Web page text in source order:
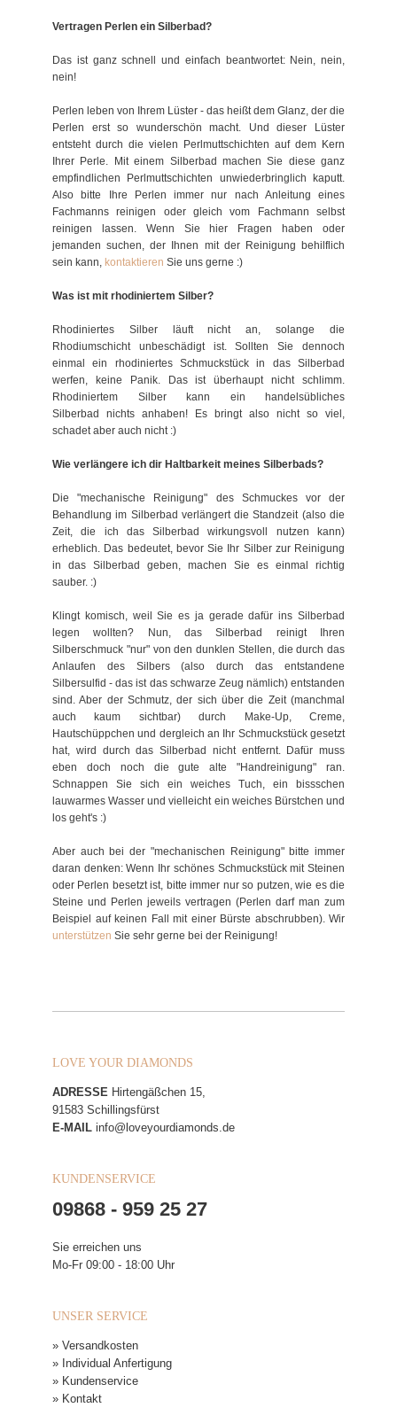
Vertragen Perlen ein Silberbad?
Das ist ganz schnell und einfach beantwortet: Nein, nein,
nein!
Perlen leben von Ihrem Lüster - das heißt dem Glanz, der die
Perlen erst so wunderschön macht. Und dieser Lüster
entsteht durch die vielen Perlmuttschichten auf dem Kern
Ihrer Perle. Mit einem Silberbad machen Sie diese ganz
empfindlichen Perlmuttschichten unwiederbringlich kaputt.
Also bitte Ihre Perlen immer nur nach Anleitung eines
Fachmanns reinigen oder gleich vom Fachmann selbst
reinigen lassen. Wenn Sie hier Fragen haben oder
jemanden suchen, der Ihnen mit der Reinigung behilflich
sein kann, kontaktieren Sie uns gerne :)
Was ist mit rhodiniertem Silber?
Rhodiniertes Silber läuft nicht an, solange die
Rhodiumschicht unbeschädigt ist. Sollten Sie dennoch
einmal ein rhodiniertes Schmuckstück in das Silberbad
werfen, keine Panik. Das ist überhaupt nicht schlimm.
Rhodiniertem Silber kann ein handelsübliches
Silberbad nichts anhaben! Es bringt also nicht so viel,
schadet aber auch nicht :)
Wie verlängere ich dir Haltbarkeit meines Silberbads?
Die "mechanische Reinigung" des Schmuckes vor der
Behandlung im Silberbad verlängert die Standzeit (also die
Zeit, die ich das Silberbad wirkungsvoll nutzen kann)
erheblich. Das bedeutet, bevor Sie Ihr Silber zur Reinigung
in das Silberbad geben, machen Sie es einmal richtig
sauber. :)
Klingt komisch, weil Sie es ja gerade dafür ins Silberbad
legen wollten? Nun, das Silberbad reinigt Ihren
Silberschmuck "nur" von den dunklen Stellen, die durch das
Anlaufen des Silbers (also durch das entstandene
Silbersulfid - das ist das schwarze Zeug nämlich) entstanden
sind. Aber der Schmutz, der sich über die Zeit (manchmal
auch kaum sichtbar) durch Make-Up, Creme,
Hautschüppchen und dergleich an Ihr Schmuckstück gesetzt
hat, wird durch das Silberbad nicht entfernt. Dafür muss
eben doch noch die gute alte "Handreinigung" ran.
Schnappen Sie sich ein weiches Tuch, ein bissschen
lauwarmes Wasser und vielleicht ein weiches Bürstchen und
los geht's :)
Aber auch bei der "mechanischen Reinigung" bitte immer
daran denken: Wenn Ihr schönes Schmuckstück mit Steinen
oder Perlen besetzt ist, bitte immer nur so putzen, wie es die
Steine und Perlen jeweils vertragen (Perlen darf man zum
Beispiel auf keinen Fall mit einer Bürste abschrubben). Wir
unterstützen Sie sehr gerne bei der Reinigung!
LOVE YOUR DIAMONDS
ADRESSE Hirtengäßchen 15,
91583 Schillingsfürst
E-MAIL info@loveyourdiamonds.de
KUNDENSERVICE
09868 - 959 25 27
Sie erreichen uns
Mo-Fr 09:00 - 18:00 Uhr
UNSER SERVICE
» Versandkosten
» Individual Anfertigung
» Kundenservice
» Kontakt